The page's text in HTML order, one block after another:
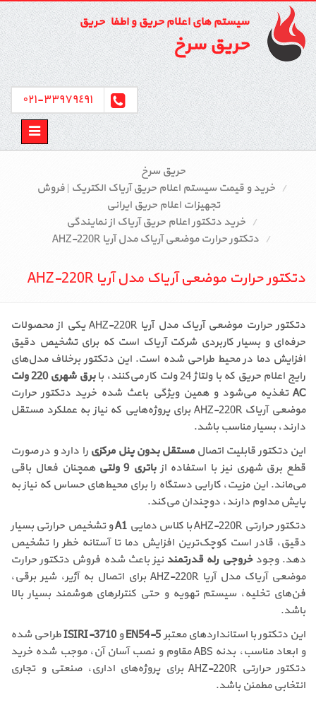
سیستم های اعلام حریق و اطفاء حریق
حریق سرخ
٣٣٩٧٩٤٩١-٠٢١
Toggle
حریق سرخ
خرید و قیمت سیستم اعلام حریق آریاک الکتریک | فروش
تجهیزات اعلام حریق ایرانی
خرید دتکتور اعلام حریق آریاک از نمایندگی
دتکتور حرارت موضعی آریاک مدل آریا AHZ-220R
دتکتور حرارت موضعی آریاک مدل آریا AHZ-220R
دتکتور حرارت موضعی آریاک مدل آریا AHZ-220R یکی از محصولات
حرفه‌ای و بسیار کاربردی شرکت آریاک است که برای تشخیص دقیق
افزایش دما در محیط طراحی شده است. این دتکتور برخلاف مدل‌های
رایج اعلام حریق که با ولتاژ 24 ولت کار می‌کنند، با
برق شهری 220 ولت
AC تغذیه می‌شود و همین ویژگی باعث شده خرید دتکتور حرارت
موضعی آریاک AHZ-220R برای پروژه‌هایی که نیاز به عملکرد مستقل
دارند، بسیار مناسب باشد.
این دتکتور قابلیت اتصالمستقل بدون پنل مرکزی را دارد و در صورت
قطع برق شهری نیز با استفاده ازباتری 9 ولتی
همچنان فعال باقی
می‌ماند. این مزیت، کارایی دستگاه را برای محیط‌های حساس که نیاز به
پایش مداوم دارند، دوچندان می‌کند.
دتکتور حرارتی AHZ-220R با کلاس دمایی
A1و تشخیص حرارتی بسیار
دقیق، قادر است کوچک‌ترین افزایش دما تا آستانه خطر را تشخیص
دهد. وجودخروجی رله قدرتمند نیز باعث شده فروش دتکتور حرارت
موضعی آریاک مدل آریا AHZ-220R برای اتصال به آژیر، شیر برقی،
فن‌های تخلیه، سیستم تهویه و حتی کنترلرهای هوشمند بسیار بالا
باشد.
این دتکتور با استانداردهای معتبرEN54-5وISIRI-3710طراحی شده
و ابعاد مناسب، بدنه ABS مقاوم و نصب آسان آن، موجب شده خرید
دتکتور حرارتی AHZ-220R برای پروژه‌های اداری، صنعتی و تجاری
انتخابی مطمئن باشد.